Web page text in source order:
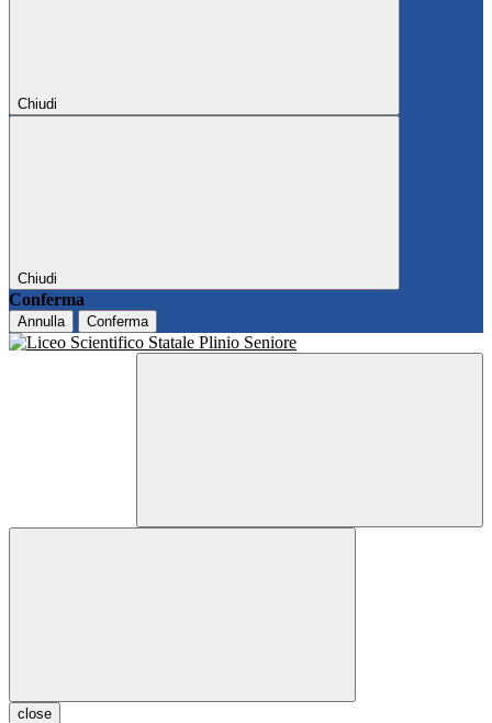
Chiudi
Chiudi
Conferma
Annulla Conferma
close